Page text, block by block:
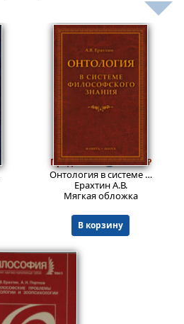
Пред.заказ! 711₽
Онтология в системе философского знания : монография.
Ерахтин А.В.
Мягкая обложка
В корзину